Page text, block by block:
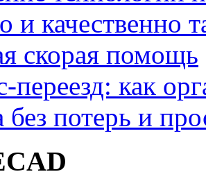
и качественно
скорая помощь
переезд: как
без потерь и